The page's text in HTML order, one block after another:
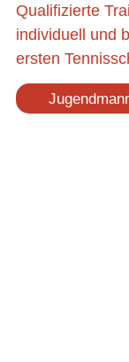
Qualifizierte
individuell und
ersten